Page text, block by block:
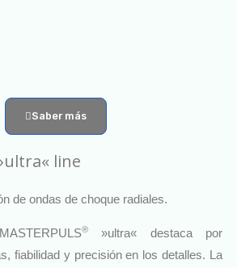
Saber más
line
de ondas de choque radiales.
®
»ultra« destaca por
fiabilidad y precisión en los detalles. La